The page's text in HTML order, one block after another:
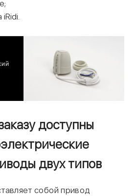
доступны
двух типов
собой привод